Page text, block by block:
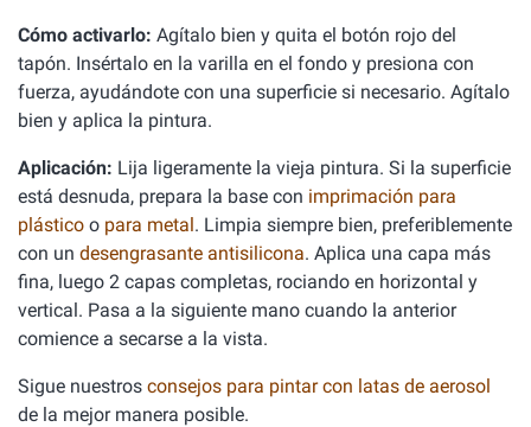
Cómo activarlo: Agítalo bien y quita el botón rojo del
tapón. Insértalo en la varilla en el fondo y presiona con
fuerza, ayudándote con una superficie si necesario. Agítalo
bien y aplica la pintura.
Aplicación: Lija ligeramente la vieja pintura. Si la superficie
está desnuda, prepara la base con imprimación para
plástico o para metal. Limpia siempre bien, preferiblemente
con un desengrasante antisilicona. Aplica una capa más
fina, luego 2 capas completas, rociando en horizontal y
vertical. Pasa a la siguiente mano cuando la anterior
comience a secarse a la vista.
Sigue nuestros consejos para pintar con latas de aerosol
de la mejor manera posible.